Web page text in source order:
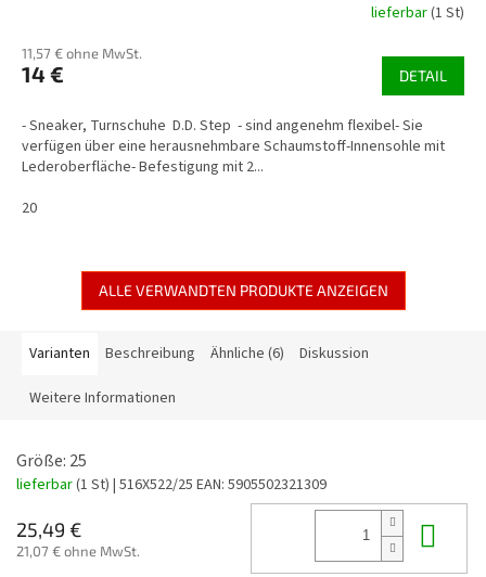
lieferbar(1 St)
11,57 € ohne MwSt.
14 € DETAIL
- Sneaker, Turnschuhe D.D. Step - sind angenehm flexibel- Sie
verfügen über eine herausnehmbare Schaumstoff-Innensohle mit
Lederoberfläche- Befestigung mit 2...
20
ALLE VERWANDTEN PRODUKTE ANZEIGEN
Varianten Beschreibung Ähnliche (6) Diskussion
Weitere Informationen
Größe: 25
lieferbar(1 St) | 516X522/25 EAN: 5905502321309
25,49 €
21,07 € ohne MwSt.